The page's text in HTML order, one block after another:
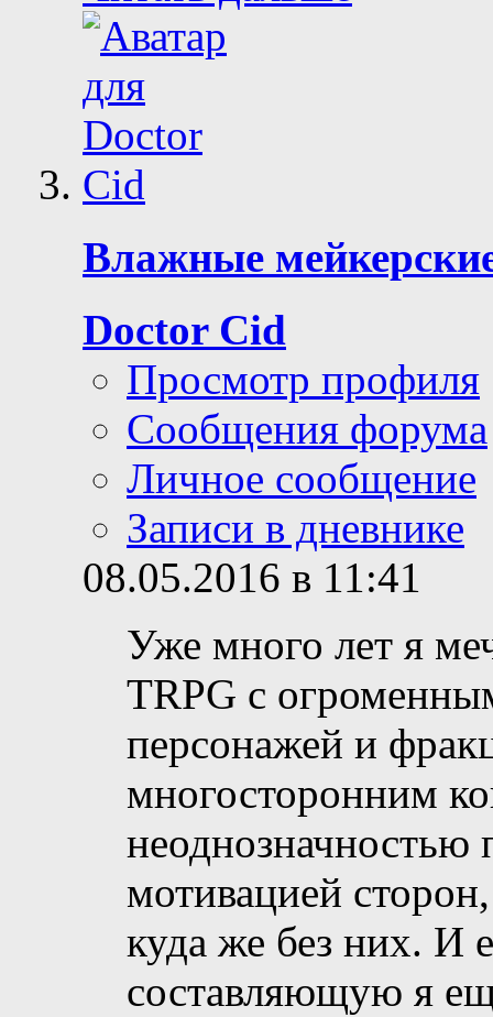
Влажные
Doctor Cid
Просмотр профиля
Сообщения форума
Личное сообщение
Записи в дневнике
08.05.2016 в 11:41
Уже много лет я
TRPG с
персонажей и
многосторонним
неоднозначностью
мотивацией
куда же без них. И
составляющую я